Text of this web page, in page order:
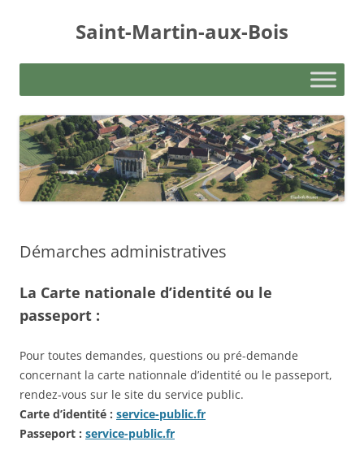
Saint-Martin-aux-Bois
Démarches administratives
La Carte nationale d’identité ou le
passeport :
Pour toutes demandes, questions ou pré-demande
concernant la carte nationnale d’identité ou le passeport,
rendez-vous sur le site du service public.
Carte d’identité : service-public.fr
Passeport : service-public.fr